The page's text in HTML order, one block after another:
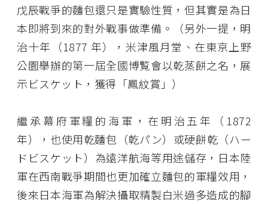
戊辰戰爭的麵包還只是實驗性質，但其實是為日
本即將到來的對外戰事做準備。（另外一提，明
治十年（1877 年），米津風月堂、在東京上野
公園舉辦的第一屆全國博覧會以乾蒸餅之名，展
示ビスケット，獲得「鳳紋賞」）
繼承幕府軍糧的海軍，在明治五年（1872
年），也使用乾麵包（乾パン）或硬餅乾（ハー
ドビスケット）為遠洋航海等用途儲存，日本陸
軍在西南戰爭期間也更加確立麵包的軍糧效用，
後來日本海軍為解決攝取精製白米過多造成的腳